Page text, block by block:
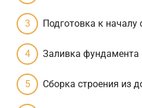
Подготовка к началу
Заливка фундамента
Сборка строения из